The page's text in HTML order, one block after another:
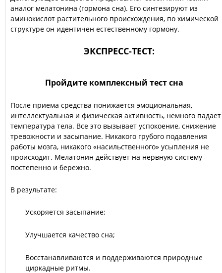
аналог мелатонина (гормона сна). Его синтезируют из
аминокислот растительного происхождения, по химической
структуре он идентичен естественному гормону.
ЭКСПРЕСС-ТЕСТ:
Пройдите комплексный тест сна
После приема средства понижается эмоциональная,
интеллектуальная и физическая активность, немного падает
температура тела. Все это вызывает успокоение, снижение
тревожности и засыпание. Никакого грубого подавления
работы мозга, никакого «насильственного» усыпления не
происходит. Мелатонин действует на нервную систему
постепенно и бережно.
В результате:
Ускоряется засыпание;
Улучшается качество сна;
Восстанавливаются и поддерживаются природные
циркадные ритмы.